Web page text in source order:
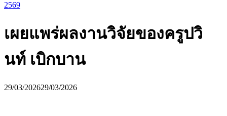
2569
เผยแพร่ผลงานวิจัยของครูปวิ
นท์ เบิกบาน
29/03/202629/03/2026